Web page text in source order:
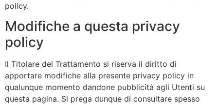
policy.
Modifiche a questa privacy
policy
Il Titolare del Trattamento si riserva il diritto di
apportare modifiche alla presente privacy policy in
qualunque momento dandone pubblicità agli Utenti su
questa pagina. Si prega dunque di consultare spesso